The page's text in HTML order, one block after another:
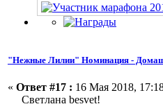
"Нежные Лилии" Номинация -
« Ответ #17 : 16 Мая 2018,
Светлана besvet!